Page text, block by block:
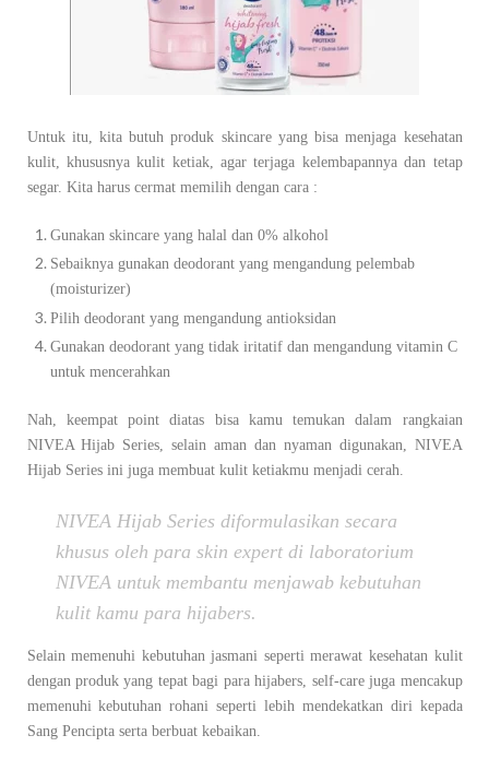
Untuk itu, kita butuh produk skincare yang bisa menjaga kesehatan
kulit, khususnya kulit ketiak, agar terjaga kelembapannya dan tetap
segar. Kita harus cermat memilih dengan cara :
Gunakan skincare yang halal dan 0% alkohol
Sebaiknya gunakan deodorant yang mengandung pelembab
(moisturizer)
Pilih deodorant yang mengandung antioksidan
Gunakan deodorant yang tidak iritatif dan mengandung vitamin C
untuk mencerahkan
Nah, keempat point diatas bisa kamu temukan dalam rangkaian
NIVEA Hijab Series, selain aman dan nyaman digunakan, NIVEA
Hijab Series ini juga membuat kulit ketiakmu menjadi cerah.
NIVEA Hijab Series diformulasikan secara
khusus oleh para skin expert di laboratorium
NIVEA untuk membantu menjawab kebutuhan
kulit kamu para hijabers.
Selain memenuhi kebutuhan jasmani seperti merawat kesehatan kulit
dengan produk yang tepat bagi para hijabers, self-care juga mencakup
memenuhi kebutuhan rohani seperti lebih mendekatkan diri kepada
Sang Pencipta serta berbuat kebaikan.